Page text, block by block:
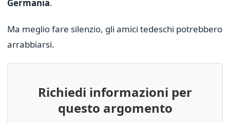
Germania.
Ma meglio fare silenzio, gli amici tedeschi potrebbero
arrabbiarsi.
Richiedi informazioni per
questo argomento